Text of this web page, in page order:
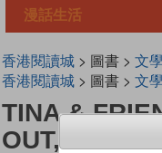
漫話生活
香港閱讀城> 圖書 > 文
香港閱讀城> 圖書 > 文
TINA &
OUT, SAM!